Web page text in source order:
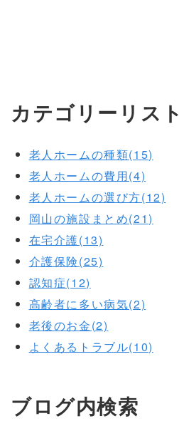
カテゴリーリスト
老人ホームの種類(15)
老人ホームの費用(4)
老人ホームの選び方(12)
岡山の施設まとめ(21)
在宅介護(13)
介護保険(25)
認知症(12)
高齢者に多い病気(2)
老後のお金(2)
よくあるトラブル(10)
ブログ内検索